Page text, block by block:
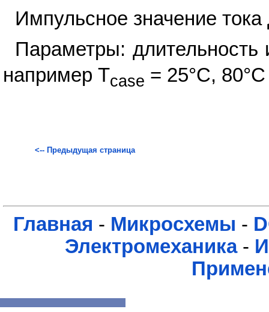
Импульсное значение
Параметры: длительность
например Tcase = 25°С, 80°С
<-- Предыдущая страница
Главная - Микросхемы -
Электромеханика-